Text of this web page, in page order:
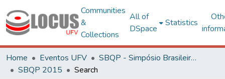
Communities
&
Collections
All of
DSpace
Statistics
Home Eventos UFV
SBQP - Simpósio Brasileiro de Qualidade do Projeto no Ambiente Construído
SBQP 2015
Search